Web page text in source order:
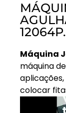
Máquina
máquina
colocar